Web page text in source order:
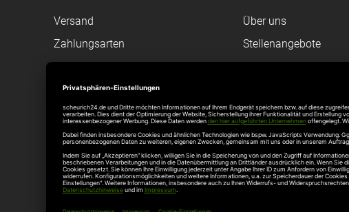
Versand
Zahlungsarten
Bestellvorgang
Registrieren
Federanfrage
Toraufmaß
Montageanleitungen
Brandschutztüren
Über uns
Stellenangebote
Hersteller
Hörmann Sektionaltor